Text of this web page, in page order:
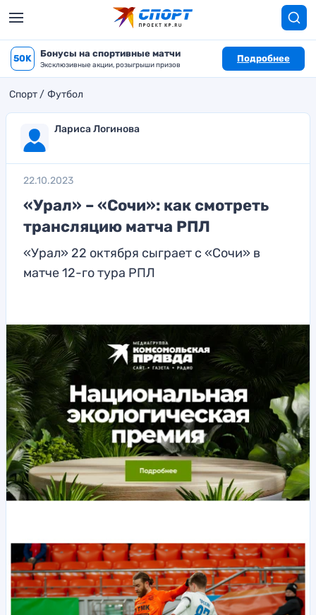
50K Бонусы на спортивные матчи
Эксклюзивные акции, розыгрыши призов
Подробнее
Спорт Футбол
Лариса Логинова
22.10.2023
«Урал» – «Сочи»: как смотреть
трансляцию матча РПЛ
«Урал» 22 октября сыграет с «Сочи» в
матче 12-го тура РПЛ